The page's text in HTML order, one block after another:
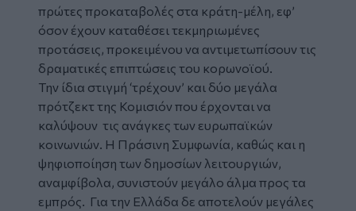
πρώτες προκαταβολές στα κράτη-μέλη, εφ’
όσον έχουν καταθέσει τεκμηριωμένες
προτάσεις, προκειμένου να αντιμετωπίσουν τις
δραματικές επιπτώσεις του κορωνοϊού.
Την ίδια στιγμή ‘τρέχουν’ και δύο μεγάλα
πρότζεκτ της Κομισιόν που έρχονται να
καλύψουν τις ανάγκες των ευρωπαϊκών
κοινωνιών. Η Πράσινη Συμφωνία, καθώς και η
ψηφιοποίηση των δημοσίων λειτουργιών,
αναμφίβολα, συνιστούν μεγάλο άλμα προς τα
εμπρός. Για την Ελλάδα δε αποτελούν μεγάλες